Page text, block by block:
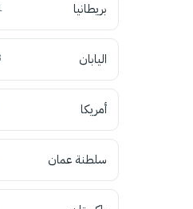
بريطانيا
اليابان
أمريكا
سلطنة عمان